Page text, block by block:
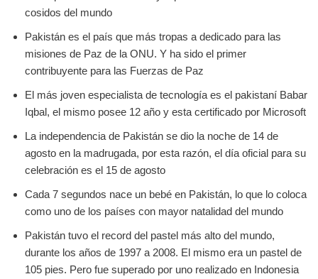
cosidos del mundo
Pakistán es el país que más tropas a dedicado para las
misiones de Paz de la ONU. Y ha sido el primer
contribuyente para las Fuerzas de Paz
El más joven especialista de tecnología es el pakistaní Babar
Iqbal, el mismo posee 12 año y esta certificado por Microsoft
La independencia de Pakistán se dio la noche de 14 de
agosto en la madrugada, por esta razón, el día oficial para su
celebración es el 15 de agosto
Cada 7 segundos nace un bebé en Pakistán, lo que lo coloca
como uno de los países con mayor natalidad del mundo
Pakistán tuvo el record del pastel más alto del mundo,
durante los años de 1997 a 2008. El mismo era un pastel de
105 pies. Pero fue superado por uno realizado en Indonesia